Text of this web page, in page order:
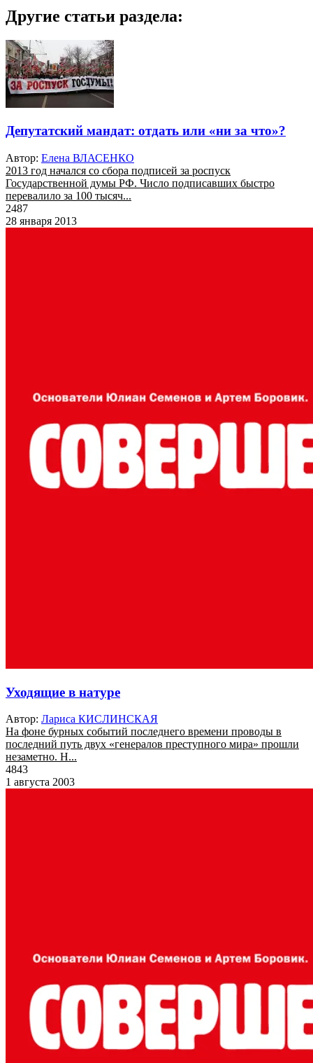
Другие статьи раздела:
Депутатский мандат: отдать или «ни за что»?
Автор: Елена ВЛАСЕНКО
2013 год начался со сбора подписей за роспуск
Государственной думы РФ. Число подписавших быстро
перевалило за 100 тысяч...
2487
28 января 2013
Уходящие в натуре
Автор: Лариса КИСЛИНСКАЯ
На фоне бурных событий последнего времени проводы в
последний путь двух «генералов преступного мира» прошли
незаметно. Н...
4843
1 августа 2003